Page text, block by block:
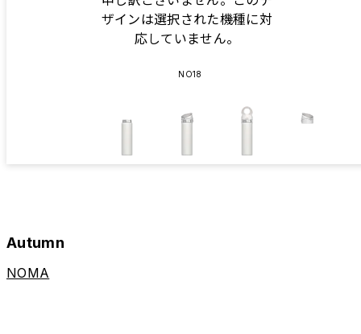
ザインは選択された機種に対
応していません。
NO18
Autumn
NOMA